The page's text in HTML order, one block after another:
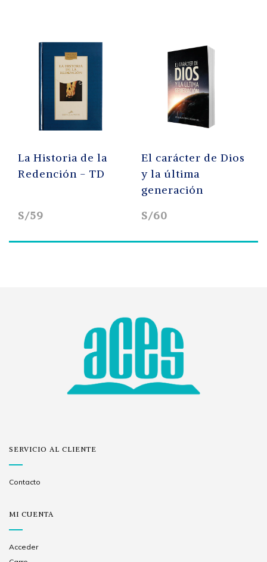
La Historia de la
Redención - TD
S/59
El carácter de Dios
y la última
generación
S/60
SERVICIO AL CLIENTE
Contacto
MI CUENTA
Acceder